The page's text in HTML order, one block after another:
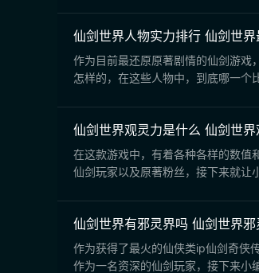
仙剑世界人物实力排行 仙剑世
作为目前最还原原著剧情的仙剑游戏
怎样的，在这些人物中，到底哪一个
仙剑世界观灵力是什么 仙剑世
在这款游戏中，有着各种各样的数值
仙剑玩家以及原著粉丝，接下来就让
仙剑世界有邪灵界吗 仙剑世界邪
作为获得了最火的仙侠类ip仙剑奇侠
作为一名资深的仙剑玩家，接下来小